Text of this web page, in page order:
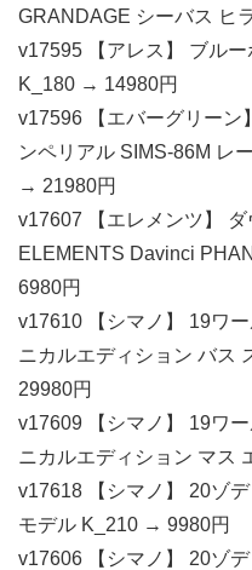
GRANDAGE シーバス ヒ
v17595 【アレス】 ブル
K_180 → 14980円
v17596 【エバーグリーン
ンペリアル SIMS-86M レ
→ 21980円
v17607 【エレメンツ】
ELEMENTS Davinci
6980円
v17610 【シマノ】 19ワ
ニカルエディション バス
29980円
v17609 【シマノ】 19ワ
ニカルエディション マス
v17618 【シマノ】 20ゾ
モデル K_210 → 9980円
v17606 【シマノ】 20ゾ